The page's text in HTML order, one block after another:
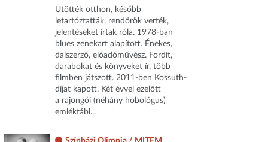
Ütötték otthon, később
letartóztatták, rendőrök verték,
jelentéseket írtak róla. 1978-ban
blues zenekart alapított. Énekes,
dalszerző, előadóművész. Fordít,
darabokat és könyveket ír, több
filmben játszott. 2011-ben Kossuth-
díjat kapott. Két évvel ezelőtt
a rajongói (néhány hobológus)
emléktábl...